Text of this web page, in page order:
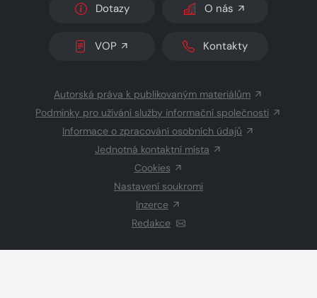
Dotazy O nás
VOP Kontakty
Autorská práva k publikovaným materiálům
Podmínky pro užívání služby informační společnosti
Informace o zpracování osobních údajů
Jednotná kontaktní místa
Cookies
Nastavení soukromí
Inzerce
Redakce